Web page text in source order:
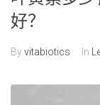
好？
Byvitabiotics In